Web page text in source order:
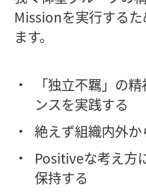
Missionを実行する
ます。
「独立不羈」の
ンスを実践する
絶えず組織内外
Positiveな考え方
保持する